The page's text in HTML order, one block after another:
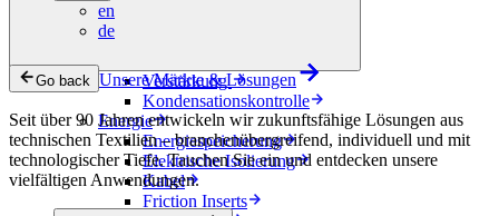
Verstärkung
Kondensationskontrolle
Energie
Energiespeicherung
Elektrische Isolierung
Kabel
Friction Inserts
en
de
Go back Unsere Märkte & Lösungen
Seit über 90 Jahren entwickeln wir zukunftsfähige Lösungen aus
technischen Textilien – branchenübergreifend, individuell und mit
technologischer Tiefe. Tauchen Sie ein und entdecken unsere
vielfältigen Anwendungen.